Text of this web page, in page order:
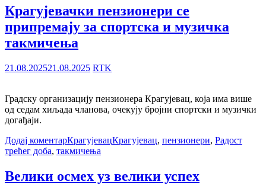
Крагујевачки пензионери се
припремају за спортска и музичка
такмичења
21.08.202521.08.2025 RTK
Градску организацију пензионера Крагујевац, која има више
од седам хиљада чланова, очекују бројни спортски и музички
догађаји.
Додај коментарКрагујевацКрагујевац, пензионери, Радост
трећег доба, такмичења
Велики осмех уз велики успех